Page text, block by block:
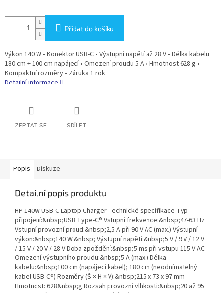
Přidat do košíku
Výkon 140 W • Konektor USB-C • Výstupní napětí až 28 V • Délka kabelu
180 cm + 100 cm napájecí • Omezení proudu 5 A • Hmotnost 628 g •
Kompaktní rozměry • Záruka 1 rok
Detailní informace
ZEPTAT SE SDÍLET
Popis Diskuze
Detailní popis produktu
HP 140W USB-C Laptop Charger Technické specifikace Typ
připojení:&nbsp;USB Type-C® Vstupní frekvence:&nbsp;47-63 Hz
Vstupní provozní proud:&nbsp;2,5 A při 90 V AC (max.) Výstupní
výkon:&nbsp;140 W &nbsp; Výstupní napětí:&nbsp;5 V / 9 V / 12 V
/ 15 V / 20 V / 28 V Doba zpoždění:&nbsp;5 ms při vstupu 115 V AC
Omezení výstupního proudu:&nbsp;5 A (max.) Délka
kabelu:&nbsp;100 cm (napájecí kabel); 180 cm (neodnímatelný
kabel USB-C®) Rozměry (Š × H × V):&nbsp;215 x 73 x 97 mm
Hmotnost: 628&nbsp;g Rozsah provozní vlhkosti:&nbsp;20 až 95